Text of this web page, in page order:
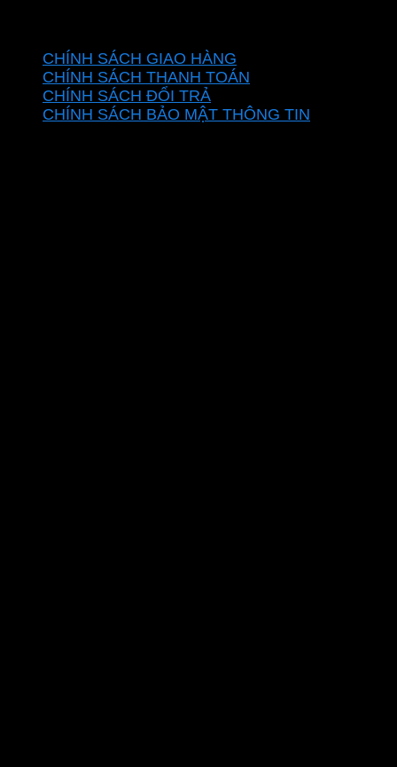
CHÍNH SÁCH GIAO HÀNG
CHÍNH SÁCH THANH TOÁN
CHÍNH SÁCH ĐỔI TRẢ
CHÍNH SÁCH BẢO MẬT THÔNG TIN